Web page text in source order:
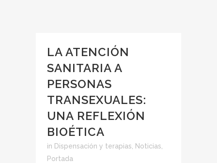
LA ATENCIÓN
SANITARIA A
PERSONAS
TRANSEXUALES:
UNA REFLEXIÓN
BIOÉTICA
in Dispensación y terapias Noticias
Portada